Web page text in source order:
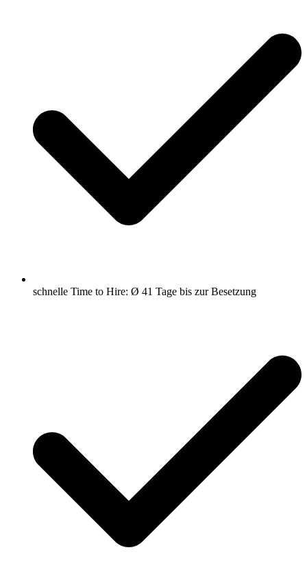
schnelle Time to Hire: Ø 41 Tage bis zur Besetzung